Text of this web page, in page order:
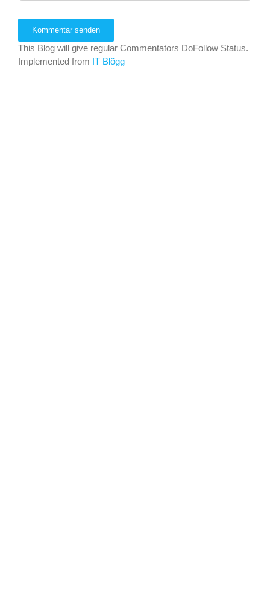
This Blog will give regular Commentators DoFollow Status.
Implemented from IT Blögg